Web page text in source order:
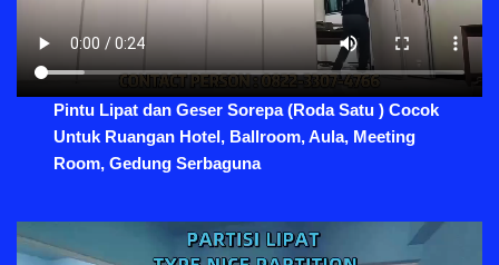
Pintu Lipat dan Geser Sorepa (Roda Satu ) Cocok
Untuk Ruangan Hotel, Ballroom, Aula, Meeting
Room, Gedung Serbaguna